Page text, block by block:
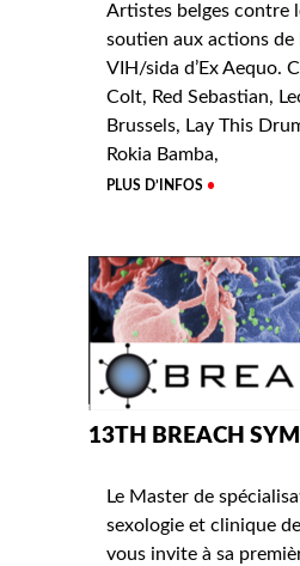
Artistes belges contre
soutien aux actions
VIH/sida d’Ex Aequo.
Colt, Red Sebastian,
Brussels, Lay This
Rokia Bamba,
PLUS D’INFOS
13TH BREACH
Le Master de
sexologie et clinique
vous invite à sa